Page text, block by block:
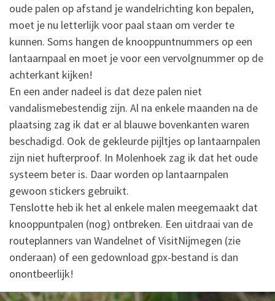
oude palen op afstand je wandelrichting kon bepalen,
moet je nu letterlijk voor paal staan om verder te
kunnen. Soms hangen de knooppuntnummers op een
lantaarnpaal en moet je voor een vervolgnummer op de
achterkant kijken!
En een ander nadeel is dat deze palen niet
vandalismebestendig zijn. Al na enkele maanden na de
plaatsing zag ik dat er al blauwe bovenkanten waren
beschadigd. Ook de gekleurde pijltjes op lantaarnpalen
zijn niet hufterproof. In Molenhoek zag ik dat het oude
systeem beter is. Daar worden op lantaarnpalen
gewoon stickers gebruikt.
Tenslotte heb ik het al enkele malen meegemaakt dat
knooppuntpalen (nog) ontbreken. Een uitdraai van de
routeplanners van Wandelnet of VisitNijmegen (zie
onderaan) of een gedownload gpx-bestand is dan
onontbeerlijk!